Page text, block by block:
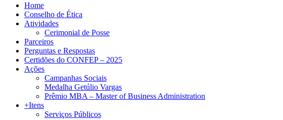
Home
Conselho de Ética
Atividades
Cerimonial de Posse
Parceiros
Perguntas e Respostas
Certidões do CONFEP – 2025
Ações
Campanhas Sociais
Medalha Getúlio Vargas
Prêmio MBA – Master of Business Administration
+Itens
Serviços Públicos